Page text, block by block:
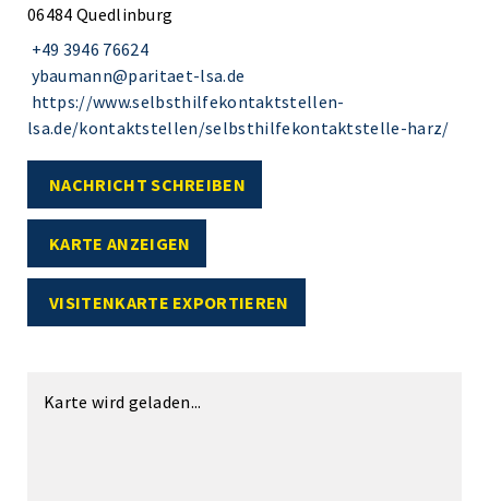
06484 Quedlinburg
+49 3946 76624
ybaumann@paritaet-lsa.de
https://www.selbsthilfekontaktstellen-
lsa.de/kontaktstellen/selbsthilfekontaktstelle-harz/
NACHRICHT SCHREIBEN
KARTE ANZEIGEN
VISITENKARTE EXPORTIEREN
Karte wird geladen...